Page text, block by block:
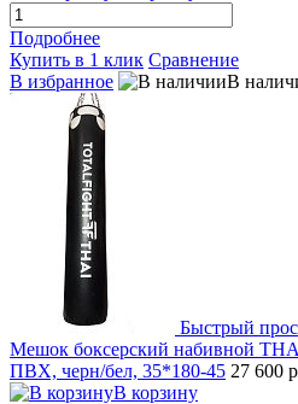
Подробнее
Купить в 1 клик Сравнение
В избранное
В
Быстрый
Мешок боксерский набивной
ПВХ, черн/бел, 35*180-45 27 600
В корзину